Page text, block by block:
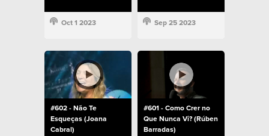
Oct 1 2023 Sep 25 2023
#602 - Não Te
Esqueças (Joana
Cabral)
#601 - Como Crer no
Que Nunca Vi? (Rúben
Barradas)